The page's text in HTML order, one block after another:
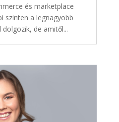
és marketplace
szinten a legnagyobb
de amitől...